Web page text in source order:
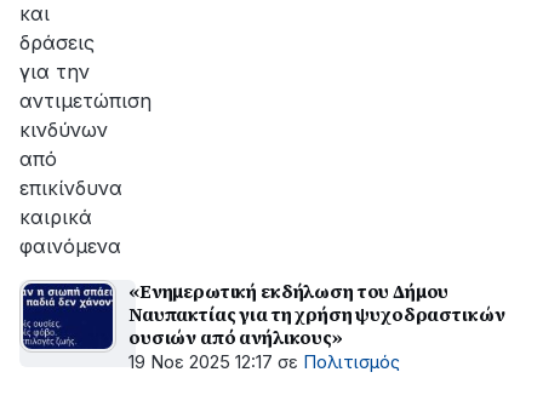
και
δράσεις
για την
αντιμετώπιση
κινδύνων
από
επικίνδυνα
καιρικά
φαινόμενα
«Ενημερωτική εκδήλωση του Δήμου
Ναυπακτίας για τη χρήση ψυχοδραστικών
ουσιών από ανήλικους»
19 Νοε 2025 12:17 σε Πολιτισμός